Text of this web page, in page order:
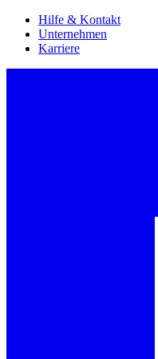
Hilfe & Kontakt
Unternehmen
Karriere